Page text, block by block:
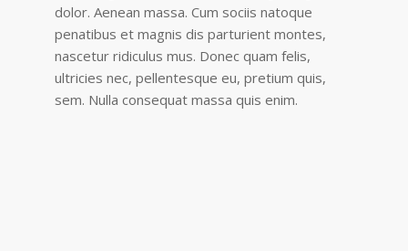
dolor. Aenean massa. Cum sociis natoque
penatibus et magnis dis parturient montes,
nascetur ridiculus mus. Donec quam felis,
ultricies nec, pellentesque eu, pretium quis,
sem. Nulla consequat massa quis enim.